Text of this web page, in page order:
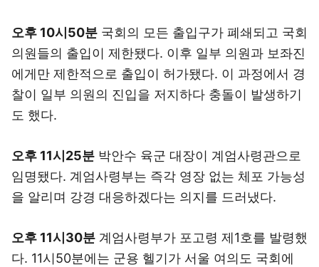
오후 10시50분 국회의 모든 출입구가 폐쇄되고 국회
의원들의 출입이 제한됐다. 이후 일부 의원과 보좌진
에게만 제한적으로 출입이 허가됐다. 이 과정에서 경
찰이 일부 의원의 진입을 저지하다 충돌이 발생하기
도 했다.
오후 11시25분 박안수 육군 대장이 계엄사령관으로
임명됐다. 계엄사령부는 즉각 영장 없는 체포 가능성
을 알리며 강경 대응하겠다는 의지를 드러냈다.
오후 11시30분 계엄사령부가 포고령 제1호를 발령했
다. 11시50분에는 군용 헬기가 서울 여의도 국회에